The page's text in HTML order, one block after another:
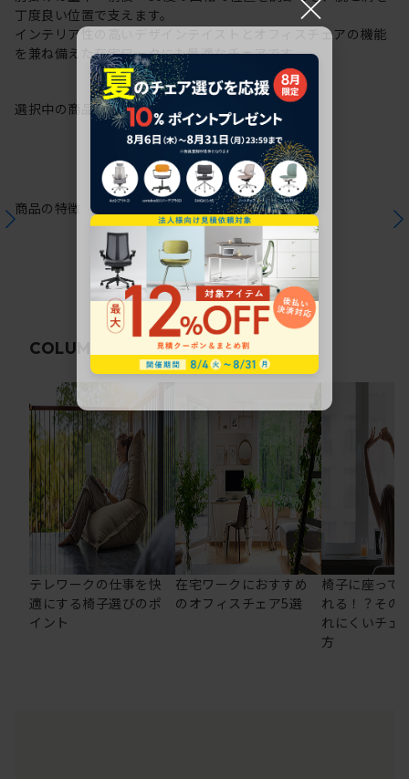
丁度良い位置で支えます。
インテリア性の高いデザインテイストとオフィスチェアの機能
を兼ね備えた在宅ワークにも最適なチェアです。
選択中の商品情報保証注意事項
商品の特徴
COLUMN 関連コラム
テレワークの仕事を快
適にする椅子選びのポ
イント
在宅ワークにおすすめ
のオフィスチェア5選
椅子に座って
れる！？その
れにくいチェ
方